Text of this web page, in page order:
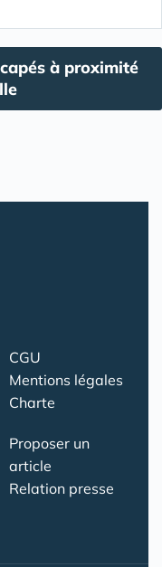
à proximité
CGU
Mentions légales
Charte
Proposer un
article
Relation presse